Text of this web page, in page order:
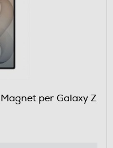
per Galaxy Z